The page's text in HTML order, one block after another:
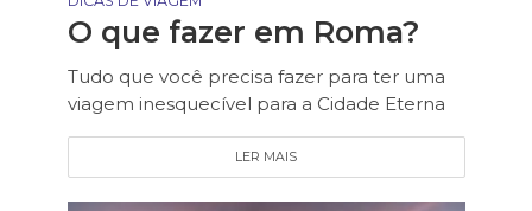
O que fazer em Roma?
Tudo que você precisa fazer para ter uma
viagem inesquecível para a Cidade Eterna
LER MAIS